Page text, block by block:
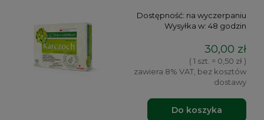
Dostępność: na wyczerpaniu
Wysyłka w: 48 godzin
30,00 zł
( 1 szt. = 0,50 zł )
zawiera 8% VAT, bez kosztów
dostawy
Do koszyka